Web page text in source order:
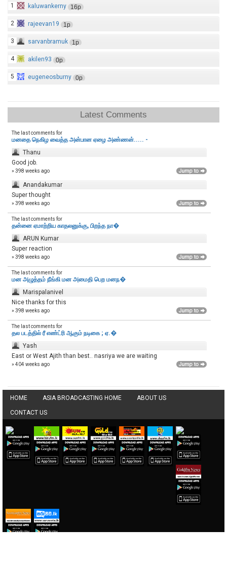
1 kaluwankerny 16p
2 rajeevan19 1p
3 sarvanbramuk 1p
4 akilen93 0p
5 eugeneosburny 0p
Latest Comments
The last comments for
மனதை நெகிழ வைத்த அன்பான ஏழை அண்ணன்..... -
Thanu
Good job.
» 398 weeks ago
Anandakumar
Super thought
» 398 weeks ago
The last comments for
தன்னை ஏமாற்றிய காதலனுக்கு, பிறந்த நா�
ARUN Kumar
Super reaction
» 398 weeks ago
The last comments for
மன அழுத்தம் நீங்கி மன அமைதி பெற‌ மனந�
Marispalanivel
Nice thanks for this
» 398 weeks ago
The last comments for
தல படத்தில் ரீ எண்ட்ரி ஆகும் நடிகை ; ஏ.�
Yash
East or West Ajith than best.. nasriya we are waiting
» 404 weeks ago
HOME ASIA BROADCASTING HOME ABOUT US
CONTACT US